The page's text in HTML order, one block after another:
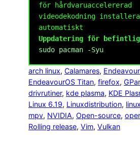
för hårdvaruaccelererad
videodekodning
automatiskt
Uppdatering för
sudo pacman -Syu
arch linux, Calamares,
EndeavourOS Titan, firefox,
drivrutiner, kde plasma, KDE
Linux 6.19, Linuxdistribution,
mpv, NVIDIA, Open-source,
Rolling release, Vim, Vulkan